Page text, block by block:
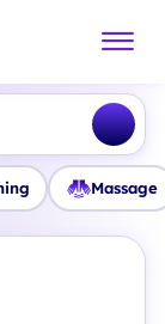
Massage